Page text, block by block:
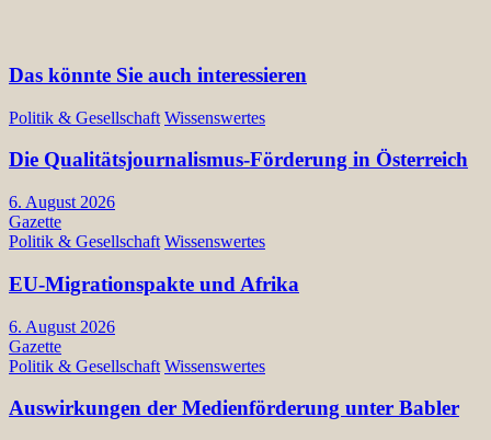
Das könnte Sie auch interessieren
Politik & Gesellschaft Wissenswertes
Die Qualitätsjournalismus-Förderung in Österreich
6. August 2026
Gazette
Politik & Gesellschaft Wissenswertes
EU-Migrationspakte und Afrika
6. August 2026
Gazette
Politik & Gesellschaft Wissenswertes
Auswirkungen der Medienförderung unter Babler